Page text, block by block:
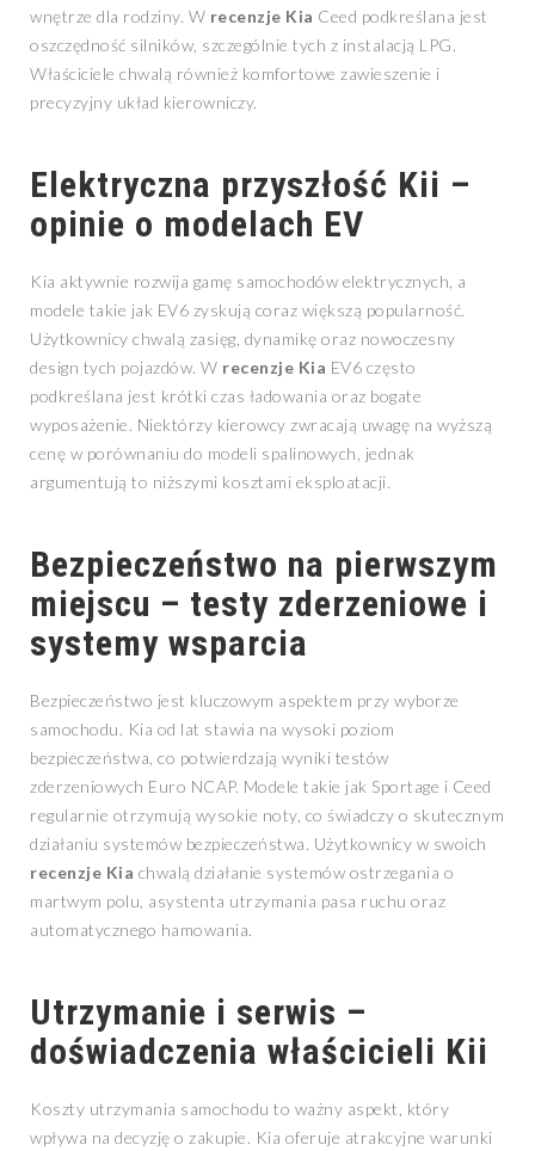
wnętrze dla rodziny. W recenzje Kia Ceed podkreślana jest
oszczędność silników, szczególnie tych z instalacją LPG.
Właściciele chwalą również komfortowe zawieszenie i
precyzyjny układ kierowniczy.
Elektryczna przyszłość Kii –
opinie o modelach EV
Kia aktywnie rozwija gamę samochodów elektrycznych, a
modele takie jak EV6 zyskują coraz większą popularność.
Użytkownicy chwalą zasięg, dynamikę oraz nowoczesny
design tych pojazdów. W recenzje Kia EV6 często
podkreślana jest krótki czas ładowania oraz bogate
wyposażenie. Niektórzy kierowcy zwracają uwagę na wyższą
cenę w porównaniu do modeli spalinowych, jednak
argumentują to niższymi kosztami eksploatacji.
Bezpieczeństwo na pierwszym
miejscu – testy zderzeniowe i
systemy wsparcia
Bezpieczeństwo jest kluczowym aspektem przy wyborze
samochodu. Kia od lat stawia na wysoki poziom
bezpieczeństwa, co potwierdzają wyniki testów
zderzeniowych Euro NCAP. Modele takie jak Sportage i Ceed
regularnie otrzymują wysokie noty, co świadczy o skutecznym
działaniu systemów bezpieczeństwa. Użytkownicy w swoich
recenzje Kia chwalą działanie systemów ostrzegania o
martwym polu, asystenta utrzymania pasa ruchu oraz
automatycznego hamowania.
Utrzymanie i serwis –
doświadczenia właścicieli Kii
Koszty utrzymania samochodu to ważny aspekt, który
wpływa na decyzję o zakupie. Kia oferuje atrakcyjne warunki